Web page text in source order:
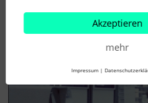
Aber ich habe gerade mal “Telefonbox
das ergab viele Ergebnisse.Akzeptieren
mehr
Impressum |